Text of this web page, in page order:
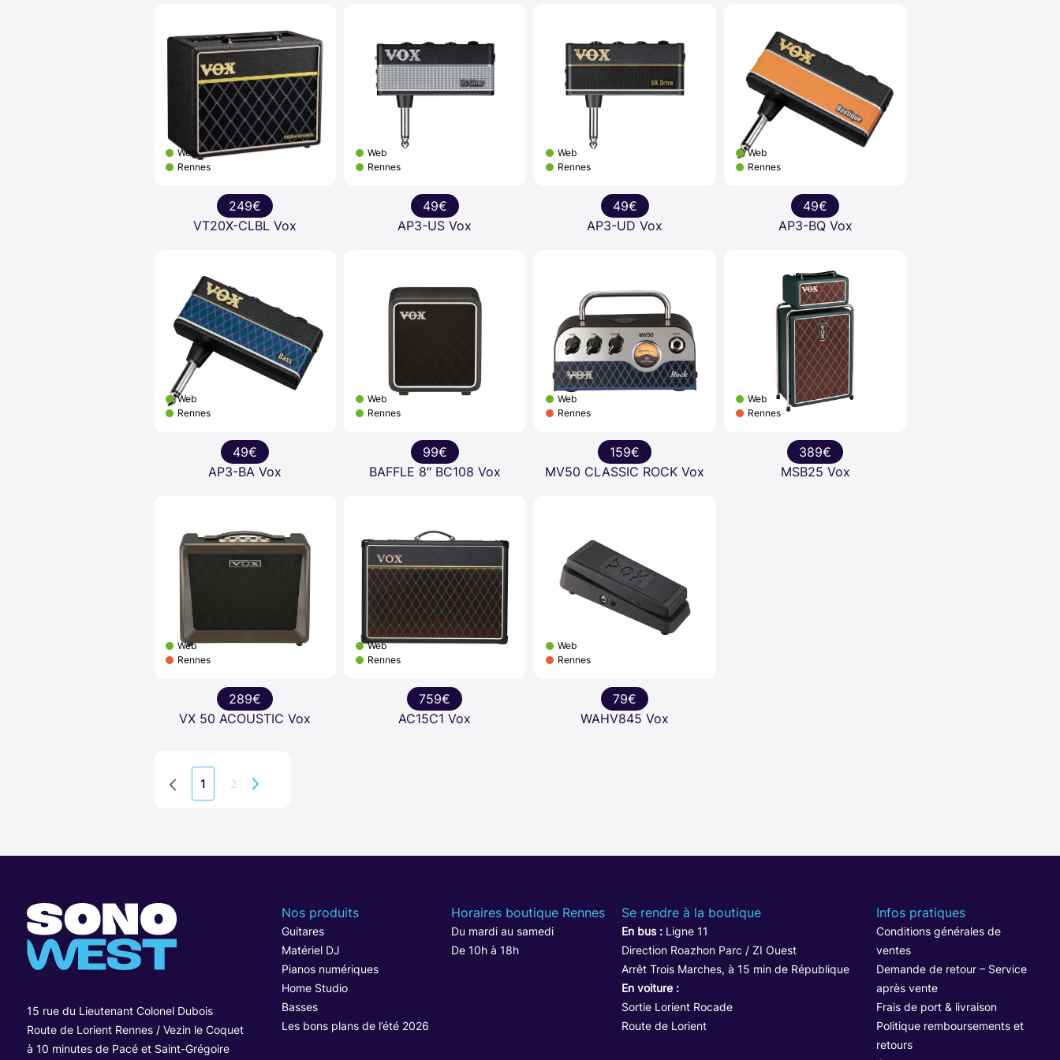
Web
Rennes
249€
VT20X-CLBL Vox
Web
Rennes
49€
AP3-US Vox
Web
Rennes
49€
AP3-UD Vox
Web
Rennes
49€
AP3-BQ Vox
Web
Rennes
49€
AP3-BA Vox
Web
Rennes
99€
BAFFLE 8″ BC108 Vox
Web
Rennes
159€
MV50 CLASSIC ROCK Vox
Web
Rennes
389€
MSB25 Vox
Web
Rennes
289€
VX 50 ACOUSTIC Vox
Web
Rennes
759€
AC15C1 Vox
Web
Rennes
79€
WAHV845 Vox
1 2
15 rue du Lieutenant Colonel Dubois
Route de Lorient Rennes / Vezin le Coquet
à 10 minutes de Pacé et Saint-Grégoire
Nos produits
Guitares
Matériel DJ
Pianos numériques
Home Studio
Basses
Les bons plans de l’été 2026
Horaires boutique Rennes
Du mardi au samedi
De 10h à 18h
Se rendre à la boutique
En bus :Ligne 11
Direction Roazhon Parc / ZI Ouest
Arrêt Trois Marches, à 15 min de République
En voiture :
Sortie Lorient Rocade
Route de Lorient
Infos pratiques
Conditions générales de
ventes
Demande de retour – Service
après vente
Frais de port & livraison
Politique remboursements et
retours